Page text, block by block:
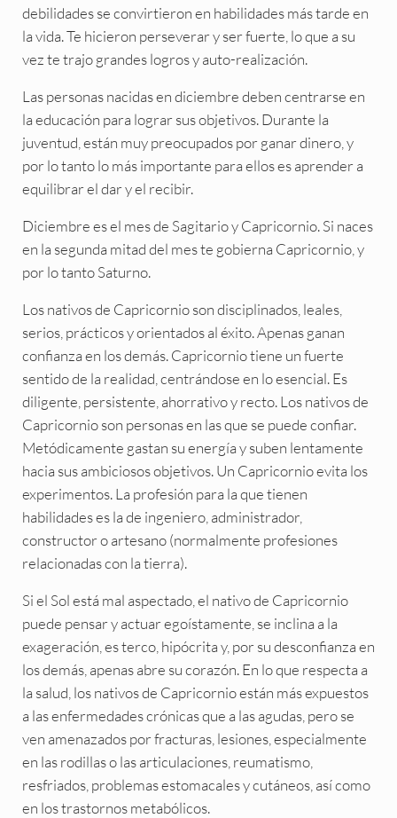
debilidades se convirtieron en habilidades más tarde en
la vida. Te hicieron perseverar y ser fuerte, lo que a su
vez te trajo grandes logros y auto-realización.
Las personas nacidas en diciembre deben centrarse en
la educación para lograr sus objetivos. Durante la
juventud, están muy preocupados por ganar dinero, y
por lo tanto lo más importante para ellos es aprender a
equilibrar el dar y el recibir.
Diciembre es el mes de Sagitario y Capricornio. Si naces
en la segunda mitad del mes te gobierna Capricornio, y
por lo tanto Saturno.
Los nativos de Capricornio son disciplinados, leales,
serios, prácticos y orientados al éxito. Apenas ganan
confianza en los demás. Capricornio tiene un fuerte
sentido de la realidad, centrándose en lo esencial. Es
diligente, persistente, ahorrativo y recto. Los nativos de
Capricornio son personas en las que se puede confiar.
Metódicamente gastan su energía y suben lentamente
hacia sus ambiciosos objetivos. Un Capricornio evita los
experimentos. La profesión para la que tienen
habilidades es la de ingeniero, administrador,
constructor o artesano (normalmente profesiones
relacionadas con la tierra).
Si el Sol está mal aspectado, el nativo de Capricornio
puede pensar y actuar egoístamente, se inclina a la
exageración, es terco, hipócrita y, por su desconfianza en
los demás, apenas abre su corazón. En lo que respecta a
la salud, los nativos de Capricornio están más expuestos
a las enfermedades crónicas que a las agudas, pero se
ven amenazados por fracturas, lesiones, especialmente
en las rodillas o las articulaciones, reumatismo,
resfriados, problemas estomacales y cutáneos, así como
en los trastornos metabólicos.